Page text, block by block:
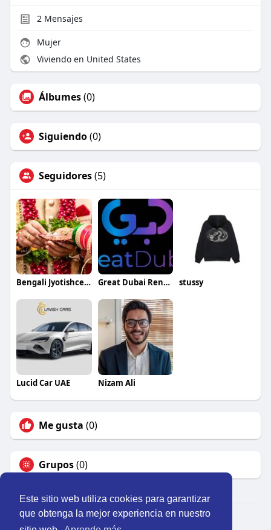
Este sitio web utiliza cookies para garantizar
que obtenga la mejor experiencia en nuestro
2Mensajes
Mujer
Viviendo en United States
Álbumes(0)
Siguiendo(0)
Seguidores(5)
Bengali Jyotishcenter Great Dubai Rent s Car stussy
Lucid Car UAE Nizam Ali
Me gusta (0)
Grupos(0)
© 2026 Perú Activo